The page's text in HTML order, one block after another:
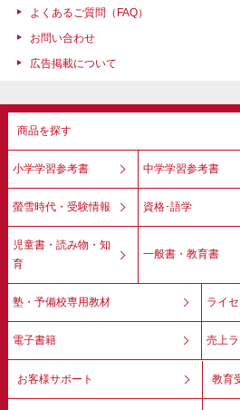
よくあるご質問（FAQ）
お問い合わせ
広告掲載について
商品を探す
小学学習参考書 中学学習参考書
螢雪時代・受験情報 資格･語学
児童書・読み物・知
育
一般書・教育書
塾・予備校専用教材 ライ
電子書籍 売上
お客様サポート 教育